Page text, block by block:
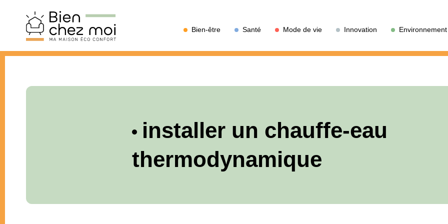
Bien-être Santé Mode de vie Innovation Environnement
installer un chauffe-eau
thermodynamique